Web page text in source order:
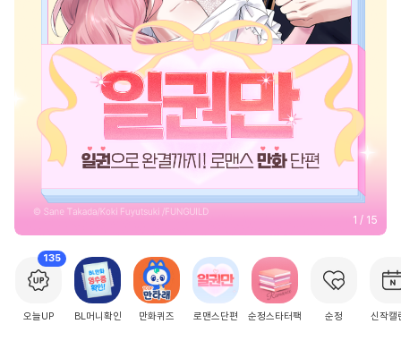
2 / 15
135
오늘UP BL머니확인 만화퀴즈 로맨스단편 순정스타터팩 순정 신작캘